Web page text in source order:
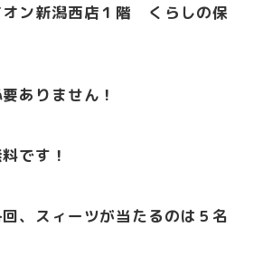
新潟西店１階 くらしの保
要ありません！
料です！
、スィーツが当たるのは５名